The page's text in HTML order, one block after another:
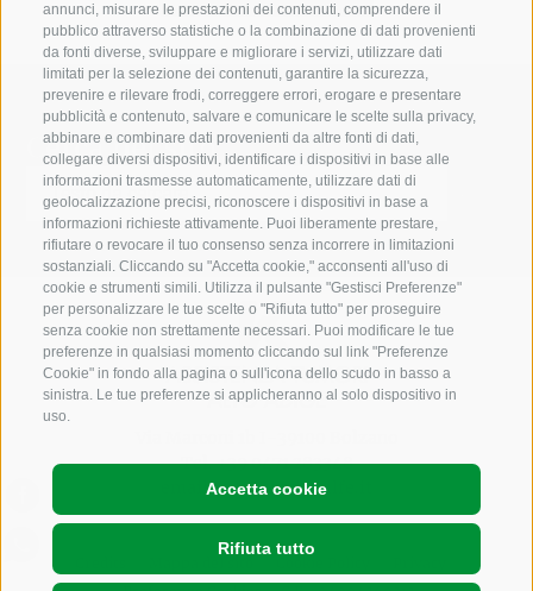
annunci, misurare le prestazioni dei contenuti, comprendere il
pubblico attraverso statistiche o la combinazione di dati provenienti
da fonti diverse, sviluppare e migliorare i servizi, utilizzare dati
limitati per la selezione dei contenuti, garantire la sicurezza,
prevenire e rilevare frodi, correggere errori, erogare e presentare
pubblicità e contenuto, salvare e comunicare le scelte sulla privacy,
abbinare e combinare dati provenienti da altre fonti di dati,
collegare diversi dispositivi, identificare i dispositivi in base alle
informazioni trasmesse automaticamente, utilizzare dati di
geolocalizzazione precisi, riconoscere i dispositivi in base a
informazioni richieste attivamente. Puoi liberamente prestare,
rifiutare o revocare il tuo consenso senza incorrere in limitazioni
sostanziali. Cliccando su "Accetta cookie," acconsenti all'uso di
cookie e strumenti simili. Utilizza il pulsante "Gestisci Preferenze"
per personalizzare le tue scelte o "Rifiuta tutto" per proseguire
senza cookie non strettamente necessari. Puoi modificare le tue
preferenze in qualsiasi momento cliccando sul link "Preferenze
Cookie" in fondo alla pagina o sull'icona dello scudo in basso a
sinistra. Le tue preferenze si applicheranno al solo dispositivo in
uso.
Accetta cookie
Rifiuta tutto
Cerca nel sito
Tel.+39 0471 283348
email:info@krebshilfe.it